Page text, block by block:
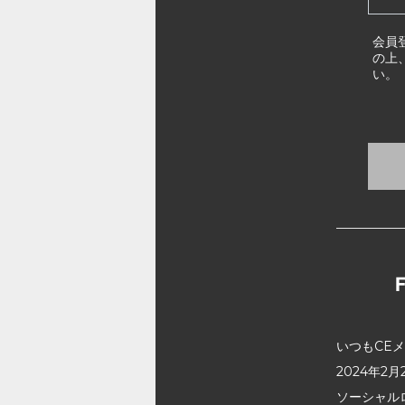
会員
の上
い。
いつもCE
2024年2月
ソーシャ